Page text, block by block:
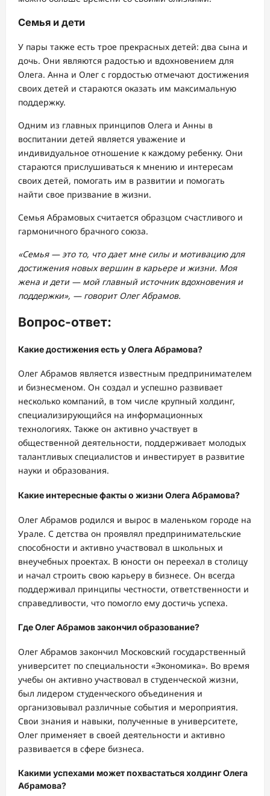
Семья и дети
У пары также есть трое прекрасных детей: два сына и
дочь. Они являются радостью и вдохновением для
Олега. Анна и Олег с гордостью отмечают достижения
своих детей и стараются оказать им максимальную
поддержку.
Одним из главных принципов Олега и Анны в
воспитании детей является уважение и
индивидуальное отношение к каждому ребенку. Они
стараются прислушиваться к мнению и интересам
своих детей, помогать им в развитии и помогать
найти свое призвание в жизни.
Семья Абрамовых считается образцом счастливого и
гармоничного брачного союза.
«Семья — это то, что дает мне силы и мотивацию для
достижения новых вершин в карьере и жизни. Моя
жена и дети — мой главный источник вдохновения и
поддержки», — говорит Олег Абрамов.
Вопрос-ответ:
Какие достижения есть у Олега Абрамова?
Олег Абрамов является известным предпринимателем
и бизнесменом. Он создал и успешно развивает
несколько компаний, в том числе крупный холдинг,
специализирующийся на информационных
технологиях. Также он активно участвует в
общественной деятельности, поддерживает молодых
талантливых специалистов и инвестирует в развитие
науки и образования.
Какие интересные факты о жизни Олега Абрамова?
Олег Абрамов родился и вырос в маленьком городе на
Урале. С детства он проявлял предпринимательские
способности и активно участвовал в школьных и
внеучебных проектах. В юности он переехал в столицу
и начал строить свою карьеру в бизнесе. Он всегда
поддерживал принципы честности, ответственности и
справедливости, что помогло ему достичь успеха.
Где Олег Абрамов закончил образование?
Олег Абрамов закончил Московский государственный
университет по специальности «Экономика». Во время
учебы он активно участвовал в студенческой жизни,
был лидером студенческого объединения и
организовывал различные события и мероприятия.
Свои знания и навыки, полученные в университете,
Олег применяет в своей деятельности и активно
развивается в сфере бизнеса.
Какими успехами может похвастаться холдинг Олега
Абрамова?